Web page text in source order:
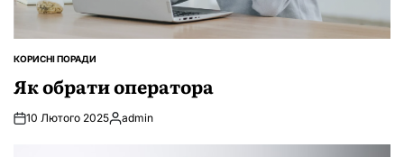
ОПУБЛІКУВАТИ
КОРИСНІ ПОРАДИ
Як обрати оператора
10 Лютого 2025Опубліковано
admin